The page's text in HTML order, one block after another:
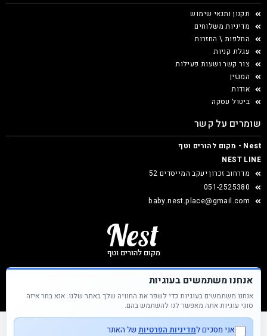
תקנון ותנאי שימוש
מדיניות משלוחים
החלפות \ החזרות
עגלת קניות
צור קשר ושעות פעילות
המגזין
אודות
ביטול עסקה
שומרים על קשר
Nest - מקום להורים וטף
NEST LINE
מדרחוב זכרון יעקב המייסדים 52
051-2525380
baby.nest.place@gmail.com
Nest &copy כל הזכויות שמורות
אנחנו משתמשים בעוגיות
אנחנו משתמשים בעוגיות כדי לשפר את החוויה שלך באתר שלנו. אנא בחר איזה
סוגי עוגיות אתה מאפשר לנו להשתמש בהם.
אני מסכים למדיניות הפרטיות של האתר